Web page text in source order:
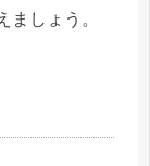
ましょう。